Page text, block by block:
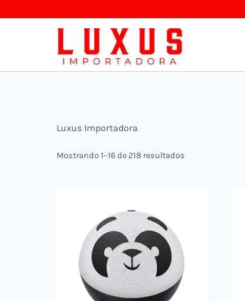
Luxus Importadora
Mostrando 1–16 de 218 resultados